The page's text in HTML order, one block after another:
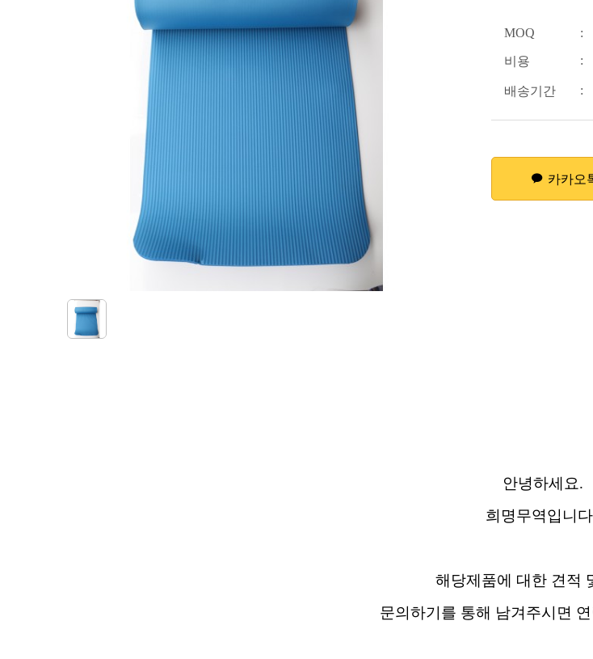
MOQ :
비용 :
배송기간 :
카카오
안녕하세요.
희명무역입니
해당제품에 대한 견적
문의하기를 통해 남겨주시면